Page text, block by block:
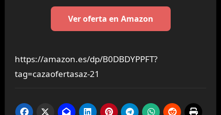
Ver oferta en Amazon
https://amazon.es/dp/B0DBDYPPFT?
tag=cazaofertasaz-21